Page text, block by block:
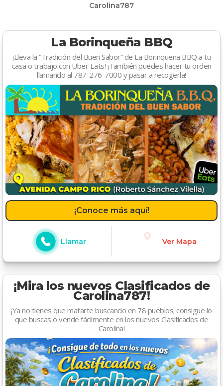
Carolina787
La Borinqueña BBQ
¡Lleva la “Tradición del Buen Sabor” de La Borinqueña BBQ a tu
casa o trabajo con Uber Eats! ¡También puedes hacer tu orden
llamando al 787-276-7000 y pasar a recogerla!
¡Conoce más aquí!
Llamar Ver Mapa
¡Mira los nuevos Clasificados de
Carolina787!
¡Ya no tienes que matarte buscando en 78 pueblos; consigue lo
que buscas o vende fácilmente en los nuevos Clasificados de
Carolina!